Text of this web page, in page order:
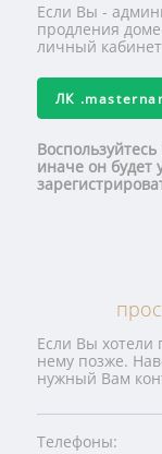
Если Вы -
продления
личный
ЛК
иначе он будет
Если Вы хотели
нему позже.
нужный Вам
Телефоны: